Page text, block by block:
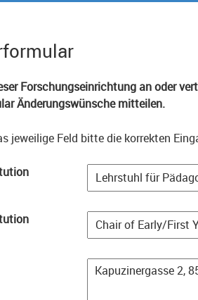
Forschungseinrichtung an oder
Änderungswünsche mitteilen.
jeweilige Feld bitte die korrekten